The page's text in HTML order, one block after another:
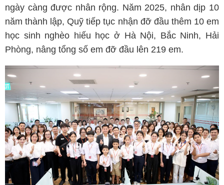
ngày càng được nhân rộng. Năm 2025, nhân dịp 10
năm thành lập, Quỹ tiếp tục nhận đỡ đầu thêm 10 em
học sinh nghèo hiếu học ở Hà Nội, Bắc Ninh, Hải
Phòng, nâng tổng số em đỡ đầu lên 219 em.